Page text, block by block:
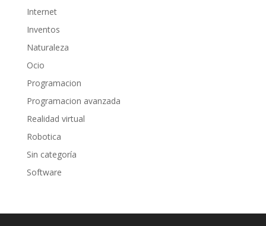
Internet
Inventos
Naturaleza
Ocio
Programacion
Programacion avanzada
Realidad virtual
Robotica
Sin categoría
Software